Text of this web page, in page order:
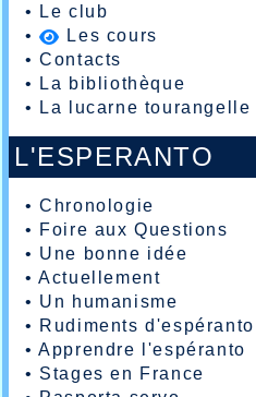
•
Le club
•
Les cours
•Contacts
•
La bibliothèque
•
La lucarne tourangelle
L'ESPERANTO
•Chronologie
• Foire aux Questions
• Une bonne idée
•Actuellement
• Un humanisme
• Rudiments d'espéranto
•Apprendre l'espéranto
• Stages en France